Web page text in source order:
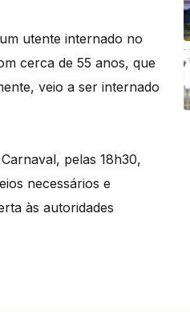
utente internado no
cerca de 55 anos, que
veio a ser internado
pelas 18h30,
necessários e
às autoridades